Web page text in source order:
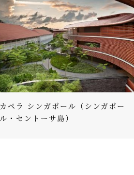
カペラ シンガポール（シンガポー
ル・セントーサ島）